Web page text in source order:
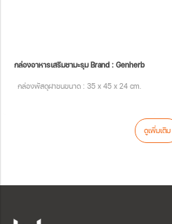
กล่องอาหารเสริมชามะรุม Brand : Genherb
กล่องพัสดุฝาชนขนาด : 35 x 45 x 24 cm.
ดูเพิ่มเติม